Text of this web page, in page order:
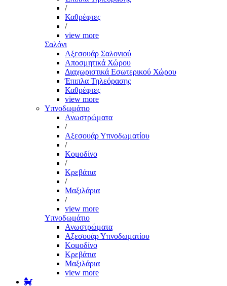
/
Καθρέφτες
/
view more
Σαλόνι
Αξεσουάρ Σαλονιού
Αποσμητικά Χώρου
Διαχωριστικά Εσωτερικού Χώρου
Έπιπλα Τηλεόρασης
Καθρέφτες
view more
Υπνοδωμάτιο
Ανωστρώματα
/
Αξεσουάρ Υπνοδωματίου
/
Κομοδίνο
/
Κρεβάτια
/
Μαξιλάρια
/
view more
Υπνοδωμάτιο
Ανωστρώματα
Αξεσουάρ Υπνοδωματίου
Κομοδίνο
Κρεβάτια
Μαξιλάρια
view more